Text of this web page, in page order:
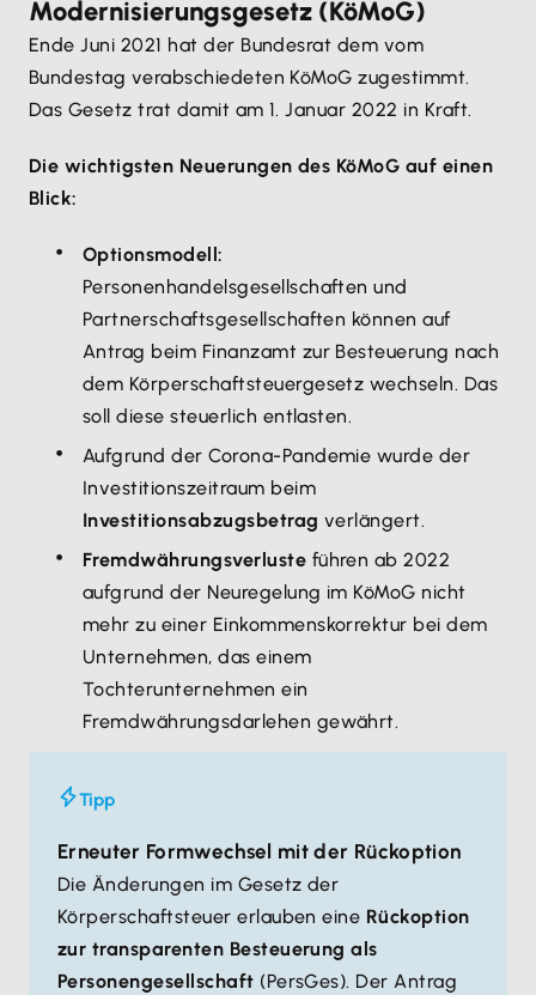
Modernisierungsgesetz (KöMoG)
Ende Juni 2021 hat der Bundesrat dem vom
Bundestag verabschiedeten KöMoG zugestimmt.
Das Gesetz trat damit am 1. Januar 2022 in Kraft.
Die wichtigsten Neuerungen des KöMoG auf einen
Blick:
Optionsmodell:
Personenhandelsgesellschaften und
Partnerschaftsgesellschaften können auf
Antrag beim Finanzamt zur Besteuerung nach
dem Körperschaftsteuergesetz wechseln. Das
soll diese steuerlich entlasten.
Aufgrund der Corona-Pandemie wurde der
Investitionszeitraum beim
Investitionsabzugsbetrag verlängert.
Fremdwährungsverluste führen ab 2022
aufgrund der Neuregelung im KöMoG nicht
mehr zu einer Einkommenskorrektur bei dem
Unternehmen, das einem
Tochterunternehmen ein
Fremdwährungsdarlehen gewährt.
Tipp
Erneuter Formwechsel mit der Rückoption
Die Änderungen im Gesetz der
Körperschaftsteuer erlauben eine Rückoption
zur transparenten Besteuerung als
Personengesellschaft (PersGes). Der Antrag